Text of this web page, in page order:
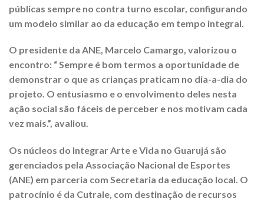
públicas sempre no contra turno escolar, configurando
um modelo similar ao da educação em tempo integral.
O presidente da ANE, Marcelo Camargo, valorizou o
encontro: “ Sempre é bom termos a oportunidade de
demonstrar o que as crianças praticam no dia-a-dia do
projeto. O entusiasmo e o envolvimento deles nesta
ação social são fáceis de perceber e nos motivam cada
vez mais.”, avaliou.
Os núcleos do Integrar Arte e Vida no Guarujá são
gerenciados pela Associação Nacional de Esportes
(ANE) em parceria com Secretaria da educação local. O
patrocínio é da Cutrale, com destinação de recursos